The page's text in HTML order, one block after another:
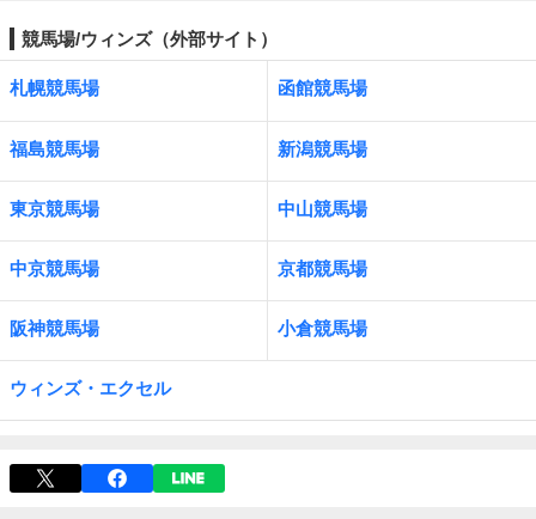
競馬場/ウィンズ（外部サイト）
札幌競馬場 函館競馬場
福島競馬場 新潟競馬場
東京競馬場 中山競馬場
中京競馬場 京都競馬場
阪神競馬場 小倉競馬場
ウィンズ・エクセル